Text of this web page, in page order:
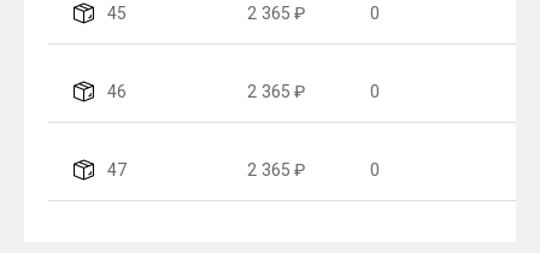
45 2 365 ₽ 0
46 2 365 ₽ 0
47 2 365 ₽ 0